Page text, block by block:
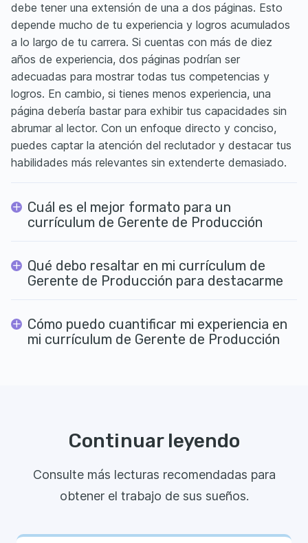
debe tener una extensión de una a dos páginas. Esto
depende mucho de tu experiencia y logros acumulados
a lo largo de tu carrera. Si cuentas con más de diez
años de experiencia, dos páginas podrían ser
adecuadas para mostrar todas tus competencias y
logros. En cambio, si tienes menos experiencia, una
página debería bastar para exhibir tus capacidades sin
abrumar al lector. Con un enfoque directo y conciso,
puedes captar la atención del reclutador y destacar tus
habilidades más relevantes sin extenderte demasiado.
Cuál es el mejor formato para un
currículum de Gerente de Producción
Qué debo resaltar en mi currículum de
Gerente de Producción para destacarme
Cómo puedo cuantificar mi experiencia en
mi currículum de Gerente de Producción
Continuar leyendo
Consulte más lecturas recomendadas para
obtener el trabajo de sus sueños.